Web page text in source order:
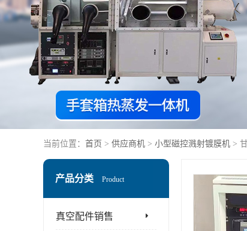
当前位置： 首页 > 供应商机 > 小型磁控溅射镀膜机 >
产品分类 Product
真空配件销售